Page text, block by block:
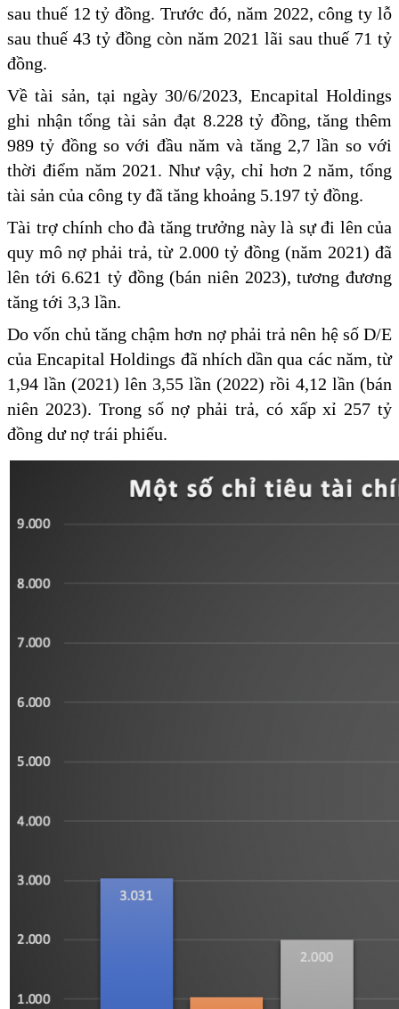
sau thuế 12 tỷ đồng. Trước đó, năm 2022, công ty lỗ
sau thuế 43 tỷ đồng còn năm 2021 lãi sau thuế 71 tỷ
đồng.
Về tài sản, tại ngày 30/6/2023, Encapital Holdings
ghi nhận tổng tài sản đạt 8.228 tỷ đồng, tăng thêm
989 tỷ đồng so với đầu năm và tăng 2,7 lần so với
thời điểm năm 2021. Như vậy, chỉ hơn 2 năm, tổng
tài sản của công ty đã tăng khoảng 5.197 tỷ đồng.
Tài trợ chính cho đà tăng trưởng này là sự đi lên của
quy mô nợ phải trả, từ 2.000 tỷ đồng (năm 2021) đã
lên tới 6.621 tỷ đồng (bán niên 2023), tương đương
tăng tới 3,3 lần.
Do vốn chủ tăng chậm hơn nợ phải trả nên hệ số D/E
của Encapital Holdings đã nhích dần qua các năm, từ
1,94 lần (2021) lên 3,55 lần (2022) rồi 4,12 lần (bán
niên 2023). Trong số nợ phải trả, có xấp xỉ 257 tỷ
đồng dư nợ trái phiếu.